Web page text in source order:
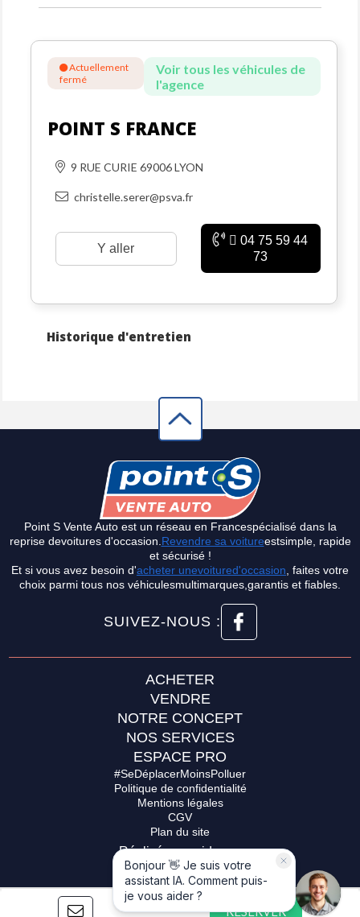
Actuellement
fermé
Voir tous les véhicules de
l'agence
POINT S FRANCE
9 RUE CURIE 69006 LYON
christelle.serer@psva.fr
Y aller
04 75 59 44
73
Historique d'entretien
Point S Vente Auto est un réseau en Francespécialisé dans la
reprise devoitures d'occasion. Revendre sa voitureestsimple, rapide
et sécurisé !
Et si vous avez besoin d'acheter unevoitured'occasion , faites votre
choix parmi tous nos véhiculesmultimarques,garantis et fiables.
SUIVEZ-NOUS :
#SeDéplacerMoinsPolluer
Politique de confidentialité
Mentions légales
CGV
Plan du site
ACHETER
VENDRE
NOTRE CONCEPT
NOS SERVICES
ESPACE PRO
Réalisé par spider-vo
RÉSERVER